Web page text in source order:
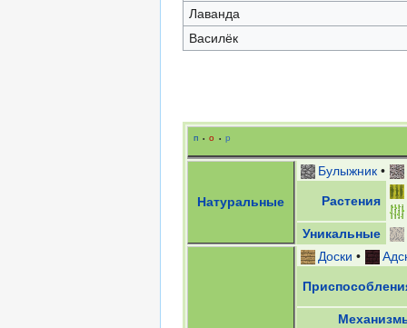
Лаванда
Василёк
п • о • р
Натуральные
Булыжник •
Растения
Уникальные
Доски •